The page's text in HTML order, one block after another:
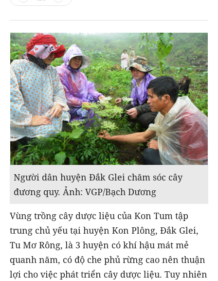
Người dân huyện Đắk Glei chăm sóc cây
đương quy. Ảnh: VGP/Bạch Dương
Vùng trồng cây dược liệu của Kon Tum tập
trung chủ yếu tại huyện Kon Plông, Đắk Glei,
Tu Mơ Rông, là 3 huyện có khí hậu mát mẻ
quanh năm, có độ che phủ rừng cao nên thuận
lợi cho việc phát triển cây dược liệu. Tuy nhiên